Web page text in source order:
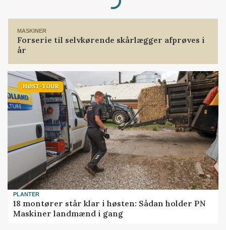
Loading...
MASKINER
Forserie til selvkørende skårlægger afprøves i
år
HØST-TOUR
PLANTER
18 montører står klar i høsten: Sådan holder PN
Maskiner landmænd i gang